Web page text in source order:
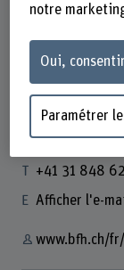
Contact
+41 31 848
Afficher l'e-
www.bfh.ch/
notre
Oui,
Paramétrer